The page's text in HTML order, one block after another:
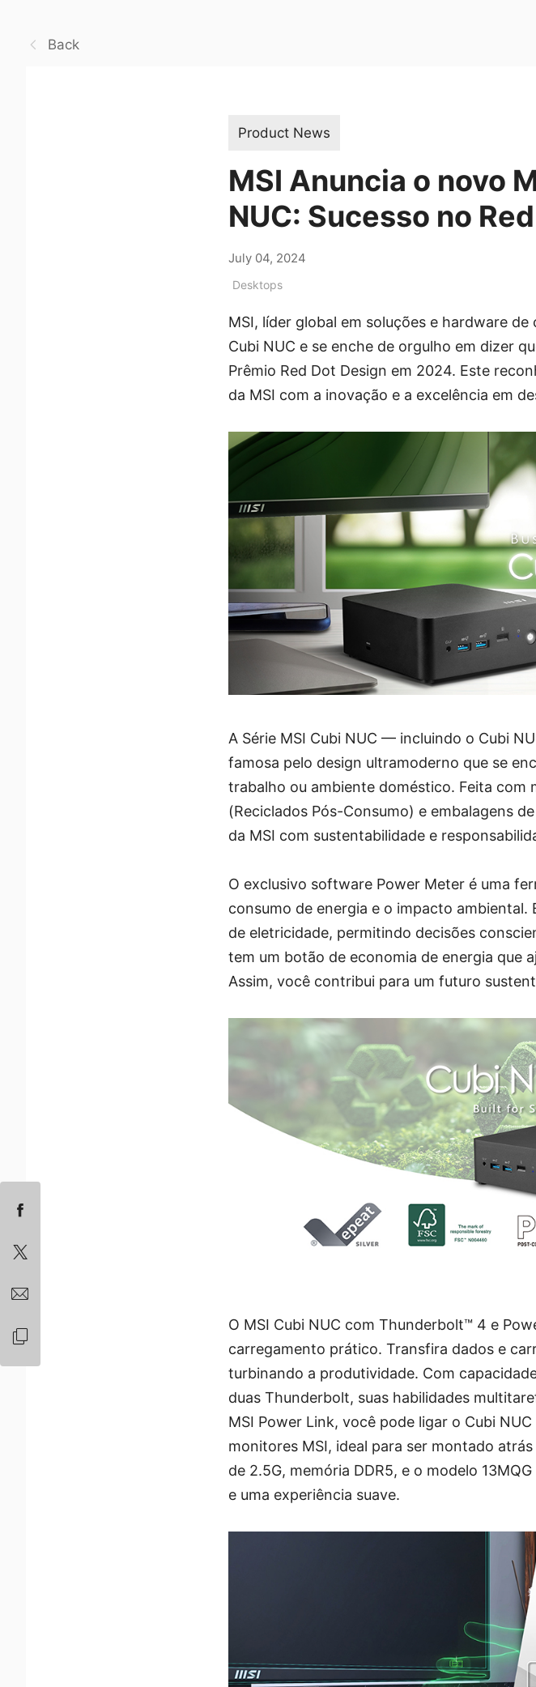
Back
Product News
MSI Anuncia o novo
NUC: Sucesso no
July 04, 2024
Desktops
MSI, líder global em soluções e hardware
Cubi NUC e se enche de orgulho em dizer
Prêmio Red Dot Design em 2024. Este
da MSI com a inovação e a excelência em
A Série MSI Cubi NUC — incluindo o Cubi
famosa pelo design ultramoderno que se
trabalho ou ambiente doméstico. Feita com
(Reciclados Pós-Consumo) e embalagens
da MSI com sustentabilidade e
O exclusivo software Power Meter é uma
consumo de energia e o impacto ambiental.
de eletricidade, permitindo decisões
tem um botão de economia de energia que
Assim, você contribui para um futuro
O MSI Cubi NUC com Thunderbolt™ 4 e
carregamento prático. Transfira dados e
turbinando a produtividade. Com
duas Thunderbolt, suas habilidades
MSI Power Link, você pode ligar o Cubi
monitores MSI, ideal para ser montado
de 2.5G, memória DDR5, e o modelo
e uma experiência suave.